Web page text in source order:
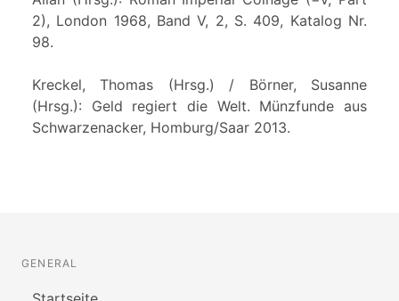
2), London 1968, Band V, 2, S. 409, Katalog Nr.
98.
Kreckel, Thomas (Hrsg.) / Börner, Susanne
(Hrsg.): Geld regiert die Welt. Münzfunde aus
Schwarzenacker, Homburg/Saar 2013.
GENERAL